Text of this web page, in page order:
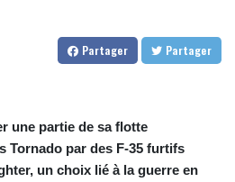
Partager Partager
une partie de sa flotte
Tornado par des F-35 furtifs
un choix lié à la guerre en